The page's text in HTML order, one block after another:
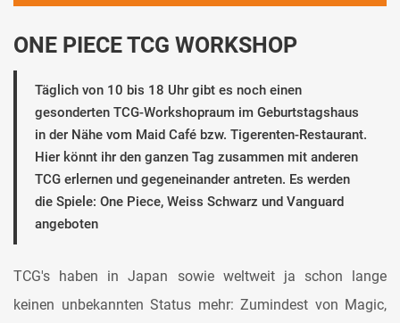
ONE PIECE TCG WORKSHOP
Täglich von 10 bis 18 Uhr gibt es noch einen
gesonderten TCG-Workshopraum im Geburtstagshaus
in der Nähe vom Maid Café bzw. Tigerenten-Restaurant.
Hier könnt ihr den ganzen Tag zusammen mit anderen
TCG erlernen und gegeneinander antreten. Es werden
die Spiele: One Piece, Weiss Schwarz und Vanguard
angeboten
TCG's haben in Japan sowie weltweit ja schon lange
keinen unbekannten Status mehr: Zumindest von Magic,